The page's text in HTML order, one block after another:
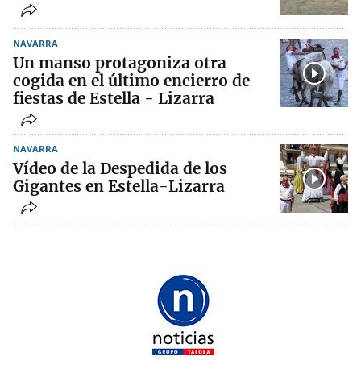
NAVARRA
Un manso protagoniza otra
cogida en el último encierro de
fiestas de Estella - Lizarra
NAVARRA
Vídeo de la Despedida de los
Gigantes en Estella-Lizarra